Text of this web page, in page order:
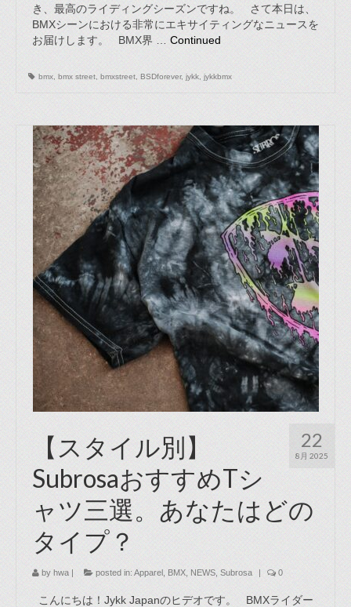
き、最高のライディングシーズンですね。 さて本日は、
BMXシーンにおける非常にエキサイティングなニュースを
お届けします。 BMX界 … Continued
bmx bmx street bmxstreet BSDforever, jykk jykkbmx
22
8月 2025
【スタイル別】
SubrosaおすすめTシ
ャツ三選。あなたはどの
タイプ？
by hwa | posted in: Apparel BMX NEWS Subrosa | 0
こんにちは！Jykk Japanのヒデオです。 BMXライダー